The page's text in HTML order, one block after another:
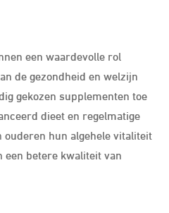
een waardevolle rol
de gezondheid en welzijn
gekozen supplementen toe
dieet en regelmatige
hun algehele vitaliteit
een betere kwaliteit van